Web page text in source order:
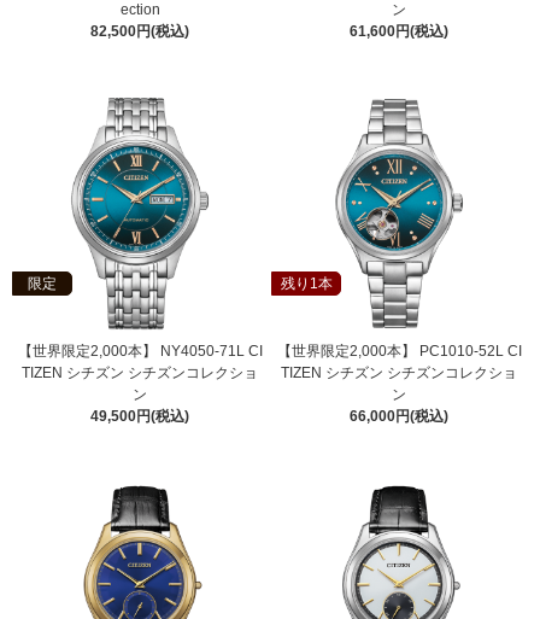
ection
82,500円(税込)
ン
61,600円(税込)
限定
【世界限定2,000本】 NY4050-71L CI
TIZEN シチズン シチズンコレクショ
ン
49,500円(税込)
残り1本
【世界限定2,000本】 PC1010-52L CI
TIZEN シチズン シチズンコレクショ
ン
66,000円(税込)